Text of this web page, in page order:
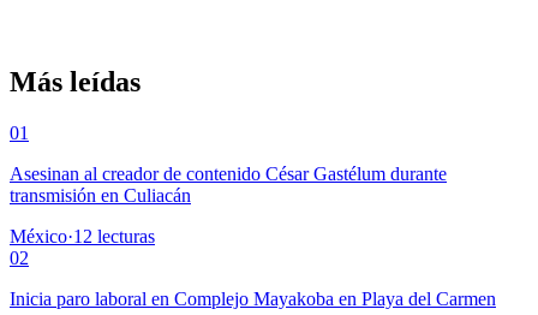
Más leídas
01
Asesinan al creador de contenido César Gastélum durante
transmisión en Culiacán
México·12 lecturas
02
Inicia paro laboral en Complejo Mayakoba en Playa del Carmen